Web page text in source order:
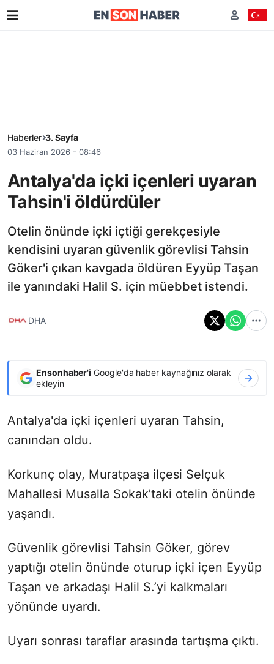
Haberler 3. Sayfa
03 Haziran 2026 - 08:46
Antalya'da içki içenleri uyaran
Tahsin'i öldürdüler
Otelin önünde içki içtiği gerekçesiyle
kendisini uyaran güvenlik görevlisi Tahsin
Göker'i çıkan kavgada öldüren Eyyüp Taşan
ile yanındaki Halil S. için müebbet istendi.
DHA
Ensonhaber'i Google'da haber kaynağınız olarak
ekleyin
Antalya'da içki içenleri uyaran Tahsin,
canından oldu.
Korkunç olay, Muratpaşa ilçesi Selçuk
Mahallesi Musalla Sokak’taki otelin önünde
yaşandı.
Güvenlik görevlisi Tahsin Göker, görev
yaptığı otelin önünde oturup içki içen Eyyüp
Taşan ve arkadaşı Halil S.’yi kalkmaları
yönünde uyardı.
Uyarı sonrası taraflar arasında tartışma çıktı.